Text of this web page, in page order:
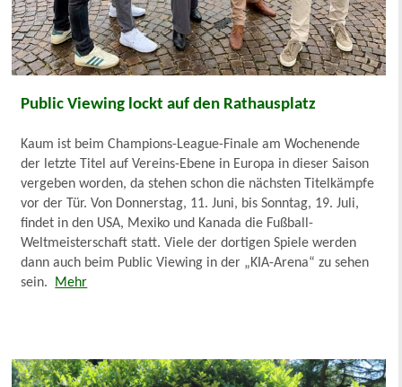
Public Viewing lockt auf den Rathausplatz
Kaum ist beim Champions-League-Finale am Wochenende
der letzte Titel auf Vereins-Ebene in Europa in dieser Saison
vergeben worden, da stehen schon die nächsten Titelkämpfe
vor der Tür. Von Donnerstag, 11. Juni, bis Sonntag, 19. Juli,
findet in den USA, Mexiko und Kanada die Fußball-
Weltmeisterschaft statt. Viele der dortigen Spiele werden
dann auch beim Public Viewing in der „KIA-Arena“ zu sehen
sein.
Mehr